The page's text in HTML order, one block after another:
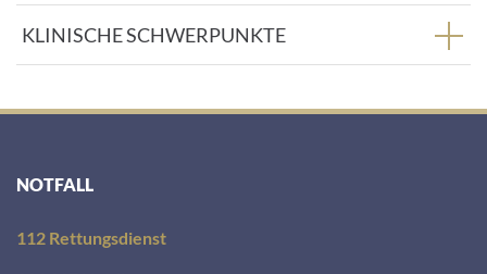
e
s
s
:
KLINISCHE SCHWERPUNKTE
NOTFALL
112 Rettungsdienst